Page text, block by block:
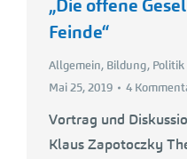
„Die offene
Feinde“
Allgemein, Bildung, Politik
Mai 25, 2019
4
Vortrag und
Klaus Zapotoczky